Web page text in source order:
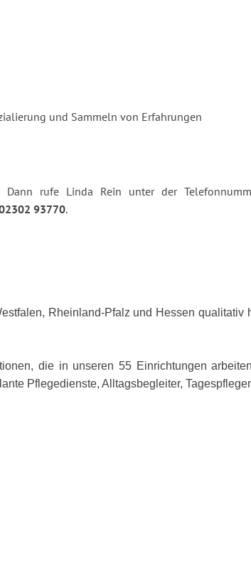
und Sammeln von Erfahrungen
rufe Linda Rein unter der
93770.
Rheinland-Pfalz und Hessen
die in unseren 55 Einrichtungen
Pflegedienste, Alltagsbegleiter,